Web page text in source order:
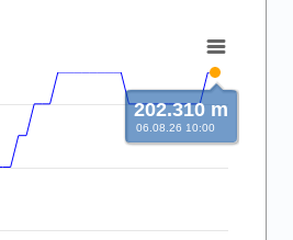
202.310 m
06.08.26 10:00